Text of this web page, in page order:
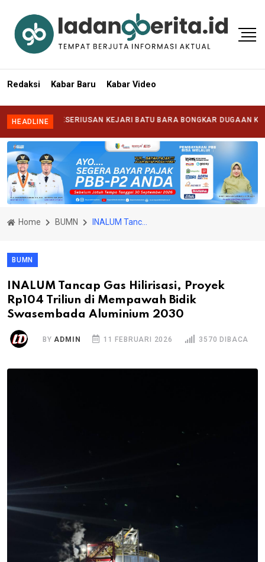
Redaksi Kabar Baru Kabar Video
HEADLINE
KESERIUSAN KEJARI BATU BARA BONGKAR DUGAAN KORUPSI
Home BUMN
BUMN
INALUM Tancap Gas Hilirisasi, Proyek
Rp104 Triliun di Mempawah Bidik
Swasembada Aluminium 2030
BY ADMIN 11 FEBRUARI 2026 3570 DIBACA